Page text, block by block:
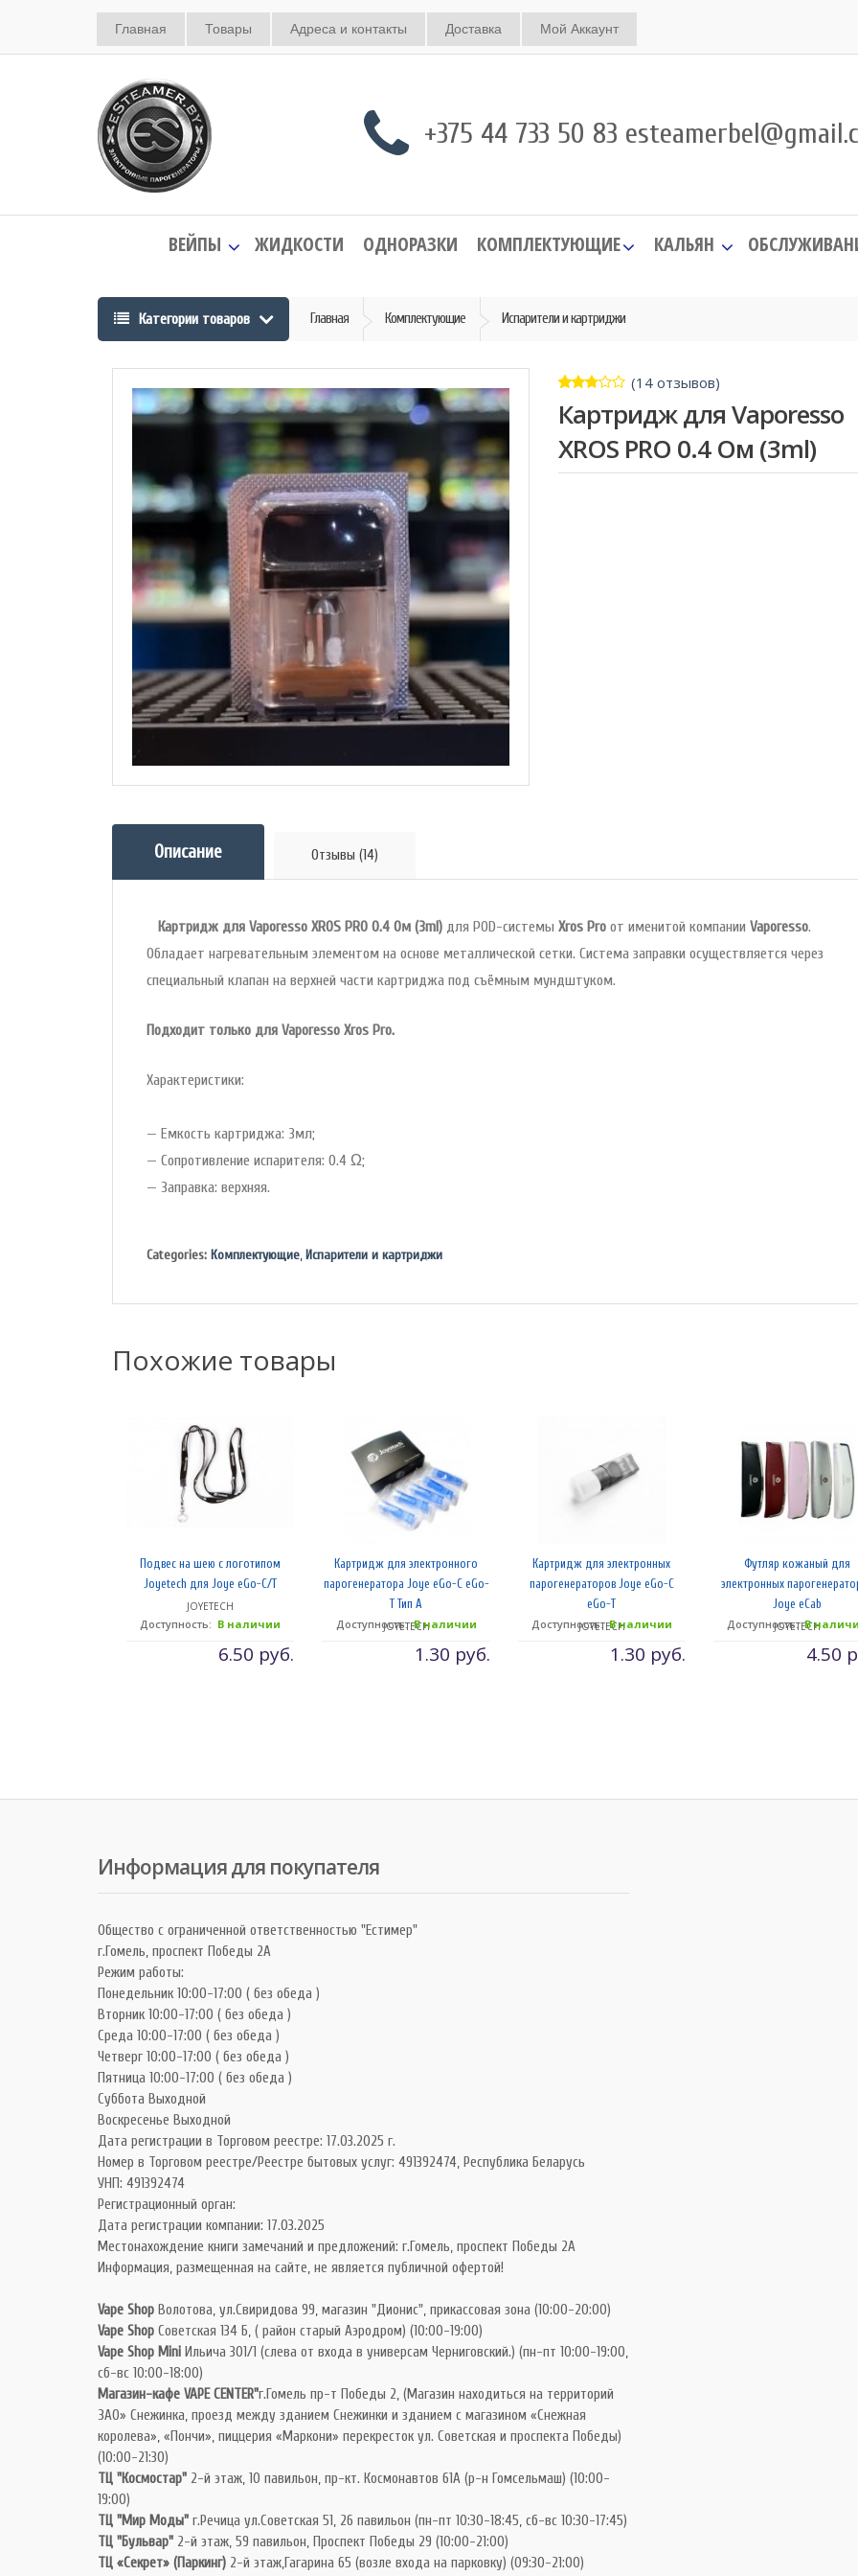
Главная Товары Адреса и контакты Доставка Мой Аккаунт
+375 44 733 50 83
ВЕЙПЫ ЖИДКОСТИ ОДНОРАЗКИ КОМПЛЕКТУЮЩИЕ КАЛЬЯН
Категории товаров Главная Комплектующие Испарители и картриджи
2.71
из
5
на
основе
14
рейтинга
клиентов
(14 отзывов)
Картридж для Vaporesso
XROS PRO 0.4 Ом (3ml)
Описание Отзывы (14)
Картридж для Vaporesso XROS PRO 0.4 Ом (3ml) для POD-системы Xros Pro от именитой компании Vaporesso.
Обладает нагревательным элементом на основе металлической сетки. Система заправки осуществляется через
специальный клапан на верхней части картриджа под съёмным мундштуком.
Подходит только для Vaporesso Xros Pro.
Характеристики:
— Емкость картриджа: 3мл;
— Сопротивление испарителя: 0.4 Ω;
— Заправка: верхняя.
Categories: Комплектующие, Испарители и картриджи
Похожие товары
Подвес на шею с логотипом
Joyetech для Joye eGo-C/T
JOYETECH
6.50 руб.
Доступность: В наличии
Картридж для электронного
парогенератора Joye eGo-C eGo-
T Тип А
JOYETECH
1.30 руб.
Доступность: В наличии
Картридж для электронных
парогенераторов Joye eGo-C
eGo-T
JOYETECH
1.30 руб.
Доступность: В наличии
Футляр кожаный для
электронных
Joye eCab
JOYETECH
4.50
Доступность: В
Информация для покупателя
Общество с ограниченной ответственностью "Естимер"
г.Гомель, проспект Победы 2А
Режим работы:
Понедельник 10:00-17:00 ( без обеда )
Вторник 10:00-17:00 ( без обеда )
Среда 10:00-17:00 ( без обеда )
Четверг 10:00-17:00 ( без обеда )
Пятница 10:00-17:00 ( без обеда )
Суббота Выходной
Воскресенье Выходной
Дата регистрации в Торговом реестре: 17.03.2025 г.
Номер в Торговом реестре/Реестре бытовых услуг: 491392474, Республика Беларусь
УНП: 491392474
Регистрационный орган:
Дата регистрации компании: 17.03.2025
Местонахождение книги замечаний и предложений: г.Гомель, проспект Победы 2А
Информация, размещенная на сайте, не является публичной офертой!
Vape Shop Волотова, ул.Свиридова 99, магазин "Дионис", прикассовая зона (10:00-20:00)
Vape Shop Советская 134 Б, ( район старый Аэродром) (10:00-19:00)
Vape Shop Mini Ильича 301/1 (слева от входа в универсам Черниговский.) (пн-пт 10:00-19:00,
сб-вс 10:00-18:00)
Магазин-кафе VAPE CENTER"г.Гомель пр-т Победы 2, (Магазин находиться на территорий
ЗАО» Снежинка, проезд между зданием Снежинки и зданием с магазином «Снежная
королева», «Пончи», пиццерия «Маркони» перекресток ул. Советская и проспекта Победы)
(10:00-21:30)
ТЦ "Космостар" 2-й этаж, 10 павильон, пр-кт. Космонавтов 61А (р-н Гомсельмаш) (10:00-
19:00)
ТЦ "Мир Моды" г.Речица ул.Советская 51, 26 павильон (пн-пт 10:30-18:45, сб-вс 10:30-17:45)
ТЦ "Бульвар" 2-й этаж, 59 павильон, Проспект Победы 29 (10:00-21:00)
ТЦ «Секрет» (Паркинг) 2-й этаж,Гагарина 65 (возле входа на парковку) (09:30-21:00)